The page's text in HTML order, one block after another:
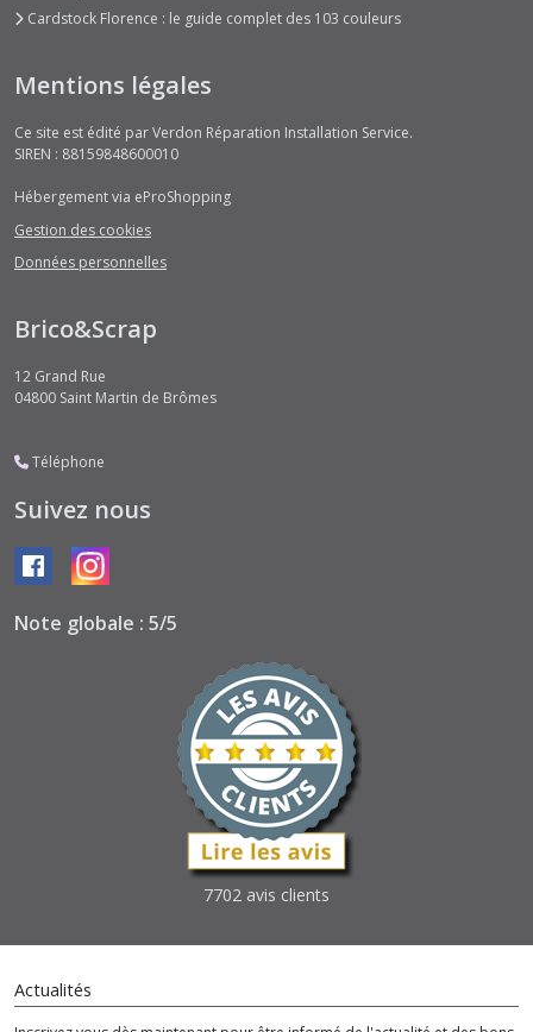
Adventure
(5)
SASSENACH
WISHES
Aladdin
is
(5)
Cardstock Florence : le guide complet des 103 couleurs
Mentions légales
Ce site est édité par Verdon Réparation Installation Service.
SIREN : 88159848600010
Hébergement via eProShopping
Gestion des cookies
Données personnelles
Brico&Scrap
12 Grand Rue
04800 Saint Martin de Brômes
Téléphone
Suivez nous
Note globale : 5/5
7702 avis clients
Actualités